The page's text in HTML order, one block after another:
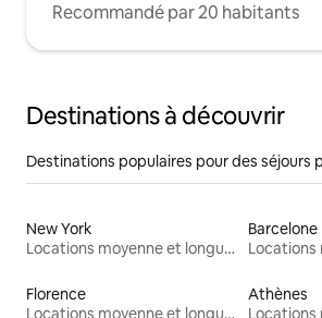
Recommandé par 20 habitants
Destinations à découvrir
Destinations populaires pour des séjours
New York
Locations moyenne et longue durée
Barcelone
Florence
Locations moyenne et longue durée
Athènes